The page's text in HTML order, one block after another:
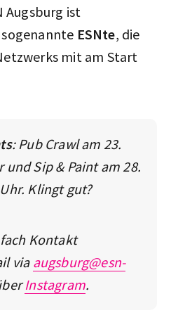
Augsburg ist
sogenannte ESNte, die
mit am Start
: Pub Crawl am 23.
und Sip & Paint am 28.
Klingt gut?
Kontakt
via augsburg@esn-
Instagram.